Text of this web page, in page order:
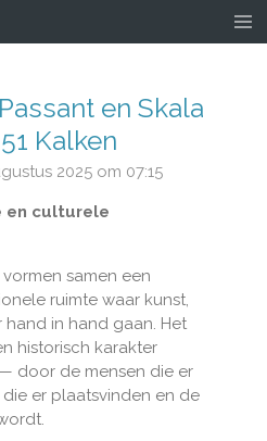
en Skala
Kalken
2025 om 07:15
en culturele
samen een
ruimte waar kunst,
in hand gaan. Het
historisch karakter
door de mensen die er
er plaatsvinden en de